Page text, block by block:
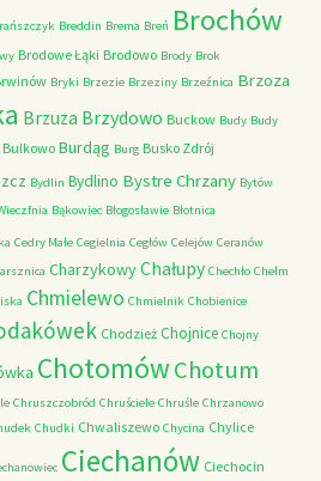
Breddin Brema Breń Brochów
Brodowe Łąki Brodowo Brody Brok
Bryki Brzezie Brzeziny Brzeźnica Brzoza
Brzuza Brzydowo Buckow Budy Budy
Bulkowo Burdąg Burg Busko Zdrój
Bydlin Bydlino Bystre Chrzany Bytów
Bąkowiec Błogosławie Błotnica
Cedry Małe Cegielnia Cegłów Celejów Ceranów
CharzykowyChałupy Chechło Chełm
Chmielewo Chmielnik Chobienice
Chodzież Chojnice Chojny
ChotomówChotum
Chruszczobród Chruściele Chruśle Chrzanowo
Chudki Chwaliszewo Chycina Chylice
Ciechanów Ciechocin